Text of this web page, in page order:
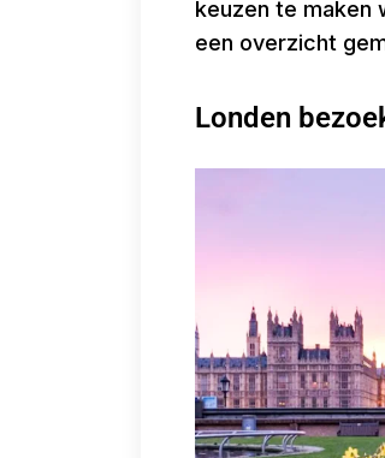
keuzen te maken
een overzicht
Londen